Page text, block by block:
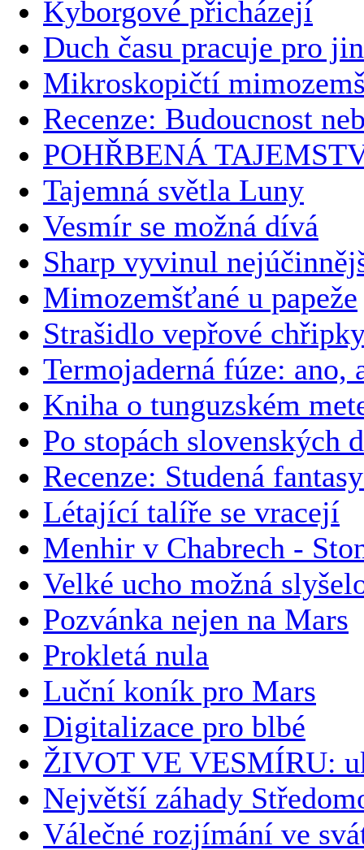
Kyborgové přicházejí
Duch času pracuje pro
Mikroskopičtí
Recenze: Budoucnost
POHŘBENÁ
Tajemná světla Luny
Vesmír se možná dívá
Sharp vyvinul
Mimozemšťané u papeže
Strašidlo vepřové
Termojaderná fúze: ano,
Kniha o tunguzském
Po stopách slovenských
Recenze: Studená
Létající talíře se vracejí
Menhir v Chabrech -
Velké ucho možná
Pozvánka nejen na Mars
Prokletá nula
Luční koník pro Mars
Digitalizace pro blbé
ŽIVOT VE VESMÍRU:
Největší záhady
Válečné rozjímání ve